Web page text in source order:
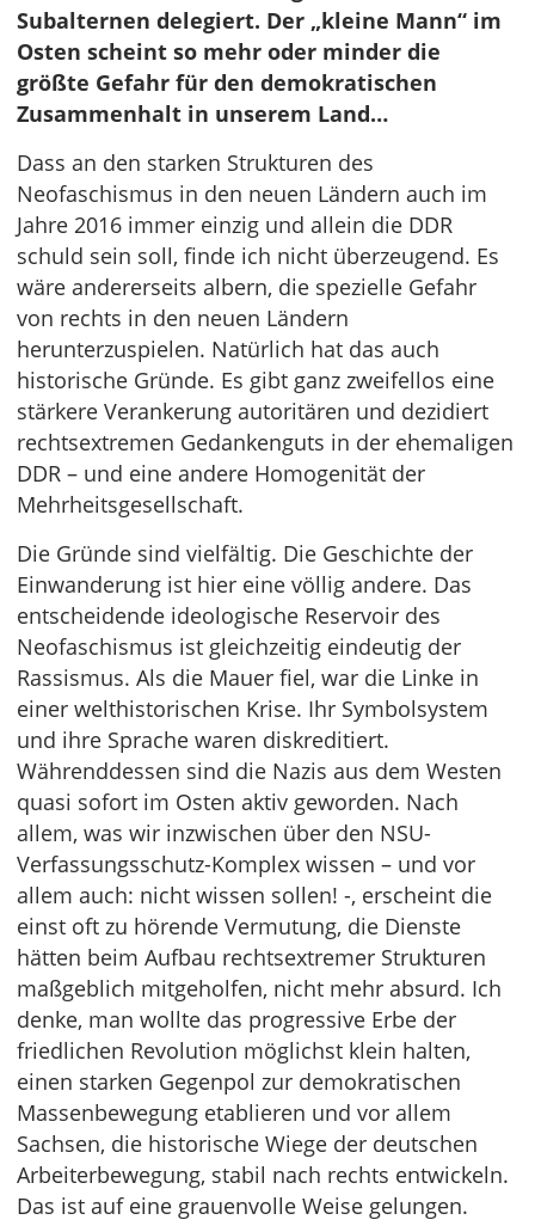
Subalternen delegiert. Der „kleine Mann“ im
Osten scheint so mehr oder minder die
größte Gefahr für den demokratischen
Zusammenhalt in unserem Land…
Dass an den starken Strukturen des
Neofaschismus in den neuen Ländern auch im
Jahre 2016 immer einzig und allein die DDR
schuld sein soll, finde ich nicht überzeugend. Es
wäre andererseits albern, die spezielle Gefahr
von rechts in den neuen Ländern
herunterzuspielen. Natürlich hat das auch
historische Gründe. Es gibt ganz zweifellos eine
stärkere Verankerung autoritären und dezidiert
rechtsextremen Gedankenguts in der ehemaligen
DDR – und eine andere Homogenität der
Mehrheitsgesellschaft.
Die Gründe sind vielfältig. Die Geschichte der
Einwanderung ist hier eine völlig andere. Das
entscheidende ideologische Reservoir des
Neofaschismus ist gleichzeitig eindeutig der
Rassismus. Als die Mauer fiel, war die Linke in
einer welthistorischen Krise. Ihr Symbolsystem
und ihre Sprache waren diskreditiert.
Währenddessen sind die Nazis aus dem Westen
quasi sofort im Osten aktiv geworden. Nach
allem, was wir inzwischen über den NSU-
Verfassungsschutz-Komplex wissen – und vor
allem auch: nicht wissen sollen! -, erscheint die
einst oft zu hörende Vermutung, die Dienste
hätten beim Aufbau rechtsextremer Strukturen
maßgeblich mitgeholfen, nicht mehr absurd. Ich
denke, man wollte das progressive Erbe der
friedlichen Revolution möglichst klein halten,
einen starken Gegenpol zur demokratischen
Massenbewegung etablieren und vor allem
Sachsen, die historische Wiege der deutschen
Arbeiterbewegung, stabil nach rechts entwickeln.
Das ist auf eine grauenvolle Weise gelungen.